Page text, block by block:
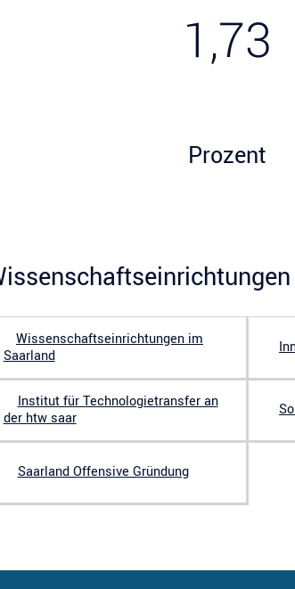
1,73
Prozent
Wissenschaftseinrichtungen im
Saarland
Institut für Technologietransfer an
der htw saar
Saarland Offensive Gründung